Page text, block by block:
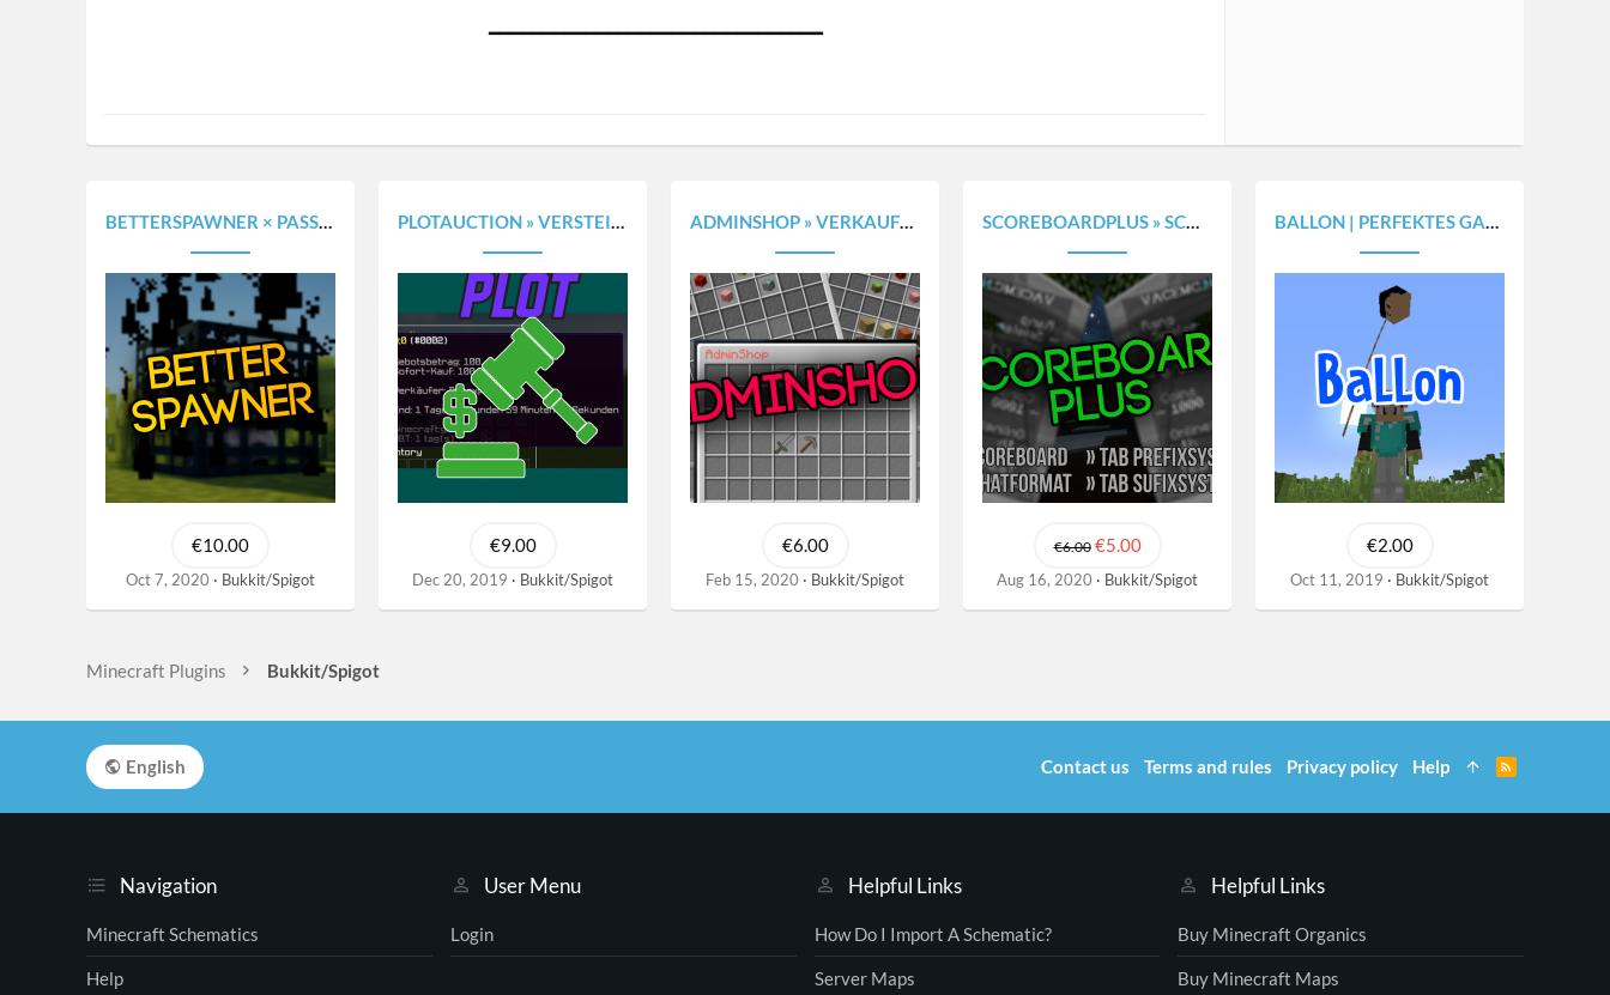
━━━━━━━━━━━━━━━━━━━━━━━━━━━━━━━
BETTERSPAWNER × PASSIVESPAWNER | OREGENERATOR | AFK-SPAWNER [1.8.X - 1.20.X]
€10.00
Oct 7, 2020 Bukkit/Spigot
PLOTAUCTION » VERSTEIGERE PLOTS! [1.8.X - 1.20.X]
€9.00
Dec 20, 2019 Bukkit/Spigot
ADMINSHOP » VERKAUFE ITEMS & BLÖCKE AUF DEINEM SERVER MIT KATEGORIEN [1.8.X - 1.20.X]
€6.00
Feb 15, 2020 Bukkit/Spigot
SCOREBOARDPLUS » SCOREBOARD + TABLIST & CHAT + ACTIONBAR + BOSSBAR × PLACEHOLDERAPI [1.8.X - 1.20.X]
€6.00 €5.00
Aug 16, 2020 Bukkit/Spigot
BALLON | PERFEKTES GADGET FÜR DEIN SERVER, NUTZE KÖPFE ALS BALLON [1.8.X - 1.20.X]
€2.00
Oct 11, 2019 Bukkit/Spigot
Minecraft Plugins Bukkit/Spigot
Navigation
Minecraft Schematics
Help
User Menu
Login
Helpful Links
How Do I Import A Schematic?
Server Maps
Helpful Links
Buy Minecraft Organics
Buy Minecraft Maps
English Contact us Terms and rules Privacy policy Help